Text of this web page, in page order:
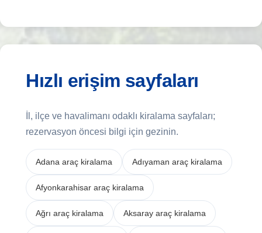
Hızlı erişim sayfaları
İl, ilçe ve havalimanı odaklı kiralama sayfaları;
rezervasyon öncesi bilgi için gezinin.
Adana araç kiralama Adıyaman araç kiralama
Afyonkarahisar araç kiralama
Ağrı araç kiralama Aksaray araç kiralama